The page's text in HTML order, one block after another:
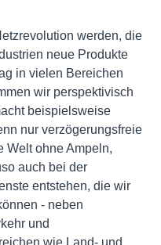
werden, die
neue Produkte
in vielen Bereichen
wir perspektivisch
beispielsweise
nur verzögerungsfreie
Welt ohne Ampeln,
auch bei der
entstehen, die wir
- neben
und
wie Land- und